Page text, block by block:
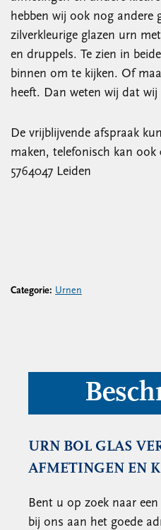
hebben wij ook nog andere
zilverkleurige glazen urn
en druppels. Te zien in
binnen om te kijken. Of
heeft. Dan weten wij dat
De vrijblijvende afspraak
maken, telefonisch kan ook
5764047 Leiden
Categorie: Urnen
URN BOL GLAS
AFMETINGEN EN
Bent u op zoek naar
bij ons aan het goede